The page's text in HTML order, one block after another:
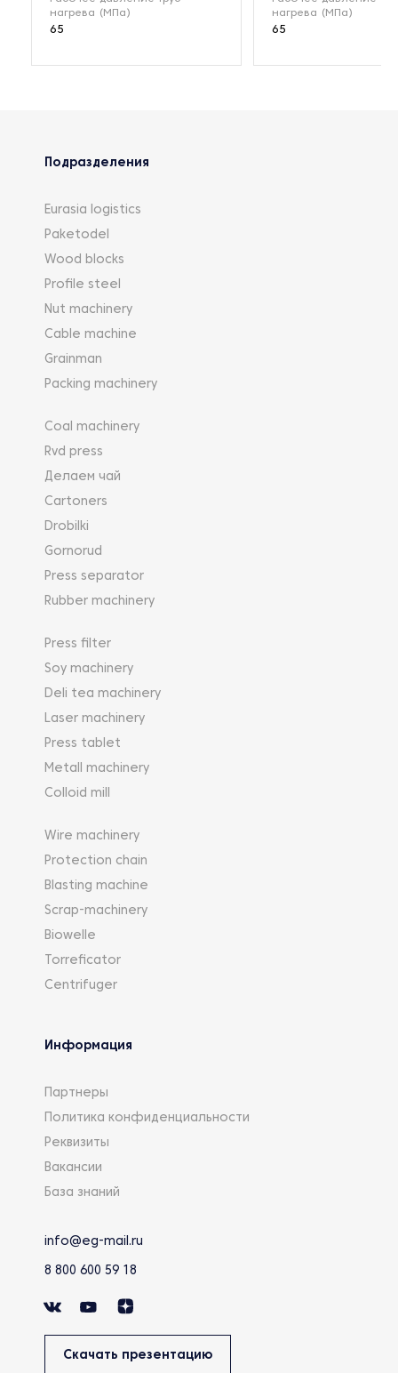
нагрева (МПа)
65
нагрева (МПа)
65
Подразделения
Eurasia logistics
Paketodel
Wood blocks
Profile steel
Nut machinery
Cable machine
Grainman
Packing machinery
Coal machinery
Rvd press
Делаем чай
Cartoners
Drobilki
Gornorud
Press separator
Rubber machinery
Press filter
Soy machinery
Deli tea machinery
Laser machinery
Press tablet
Metall machinery
Colloid mill
Wire machinery
Protection chain
Blasting machine
Scrap-machinery
Biowelle
Torreficator
Centrifuger
Информация
Партнеры
Политика конфиденциальности
Реквизиты
Вакансии
База знаний
info@eg-mail.ru
8 800 600 59 18
Скачать презентацию